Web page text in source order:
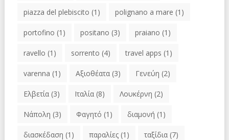
piazza del plebiscito (1) polignano a mare (1)
portofino (1) positano (3) praiano (1)
ravello (1) sorrento (4) travel apps (1)
varenna (1) Αξιοθέατα(3) Γενεύη (2)
Ελβετία(3) Ιταλία(8) Λουκέρνη (2)
Νάπολη (3) Φαγητό (1) διαμονή (1)
διασκέδαση (1) παραλίες(1) ταξίδια(7)